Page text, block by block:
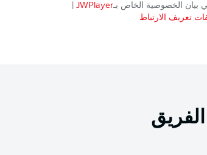
بيان الخصوصية الخاص بـJWPlayer
تعريف الارتباط